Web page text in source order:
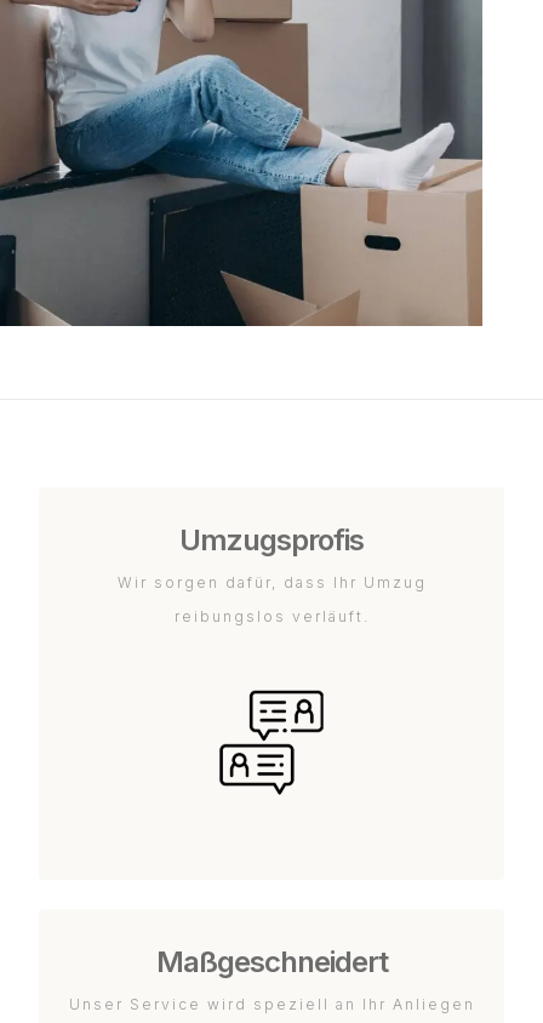
Umzugsprofis
Wir sorgen dafür, dass Ihr Umzug
reibungslos verläuft.
Maßgeschneidert
Unser Service wird speziell an Ihr Anliegen